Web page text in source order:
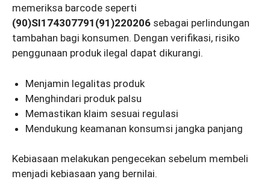
memeriksa barcode seperti
(90)SI174307791(91)220206 sebagai perlindungan
tambahan bagi konsumen. Dengan verifikasi, risiko
penggunaan produk ilegal dapat dikurangi.
Menjamin legalitas produk
Menghindari produk palsu
Memastikan klaim sesuai regulasi
Mendukung keamanan konsumsi jangka panjang
Kebiasaan melakukan pengecekan sebelum membeli
menjadi kebiasaan yang bernilai.